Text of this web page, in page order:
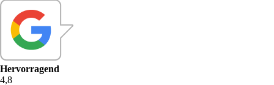
Hervorragend
4,8